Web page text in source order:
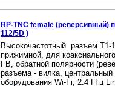
RP-TNC female (реверсивный)
112/5D )
Высокочастотный разъем T1-
прижимной, для
FB, обратной полярности
разъема - вилка, центральный
оборудования Wi-Fi, 2.4 ГГц